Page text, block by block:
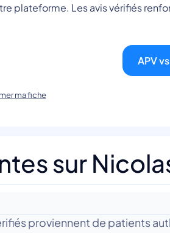
plateforme. Les avis vérifiés
APV
ma fiche
sur
proviennent de patients